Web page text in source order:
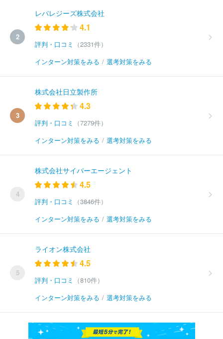
2
レバレジーズ株式会社
4.1
評判・口コミ
（2331件）
インターン対策をみる / 選考対策をみる
3
株式会社日立製作所
4.3
評判・口コミ
（7279件）
インターン対策をみる / 選考対策をみる
4
株式会社サイバーエージェント
4.5
評判・口コミ
（3846件）
インターン対策をみる / 選考対策をみる
5
ライオン株式会社
4.5
評判・口コミ
（810件）
インターン対策をみる / 選考対策をみる